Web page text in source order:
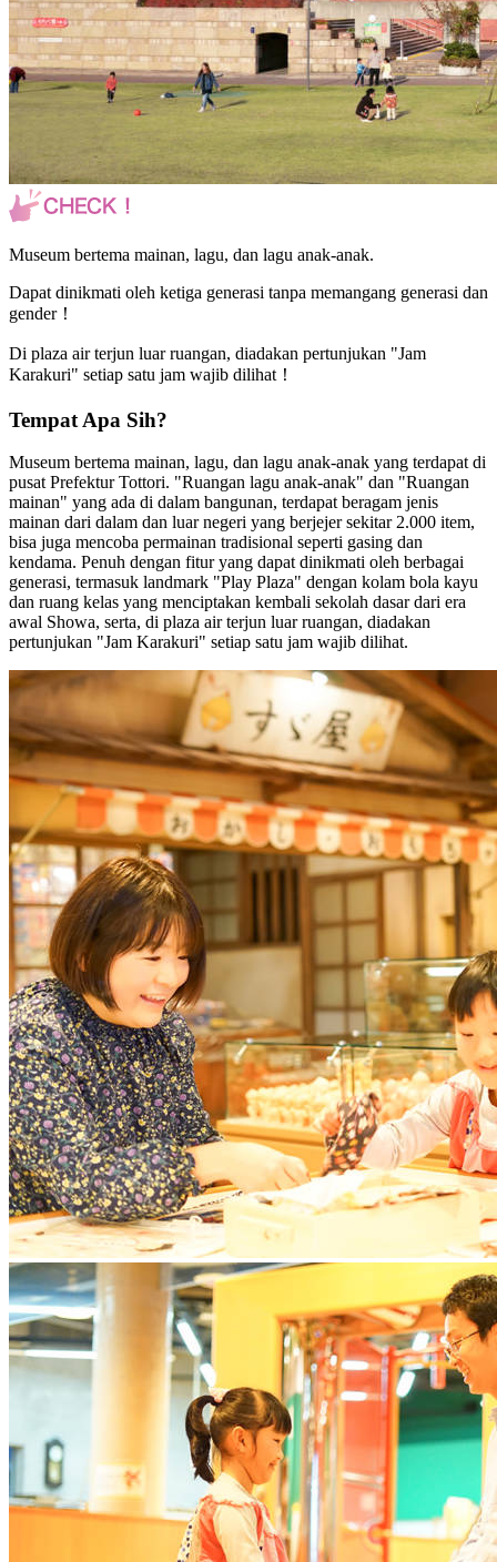
Museum bertema mainan, lagu, dan lagu anak-anak.
Dapat dinikmati oleh ketiga generasi tanpa memangang generasi dan
gender！
Di plaza air terjun luar ruangan, diadakan pertunjukan "Jam
Karakuri" setiap satu jam wajib dilihat！
Tempat Apa Sih?
Museum bertema mainan, lagu, dan lagu anak-anak yang terdapat di
pusat Prefektur Tottori. "Ruangan lagu anak-anak" dan "Ruangan
mainan" yang ada di dalam bangunan, terdapat beragam jenis
mainan dari dalam dan luar negeri yang berjejer sekitar 2.000 item,
bisa juga mencoba permainan tradisional seperti gasing dan
kendama. Penuh dengan fitur yang dapat dinikmati oleh berbagai
generasi, termasuk landmark "Play Plaza" dengan kolam bola kayu
dan ruang kelas yang menciptakan kembali sekolah dasar dari era
awal Showa, serta, di plaza air terjun luar ruangan, diadakan
pertunjukan "Jam Karakuri" setiap satu jam wajib dilihat.